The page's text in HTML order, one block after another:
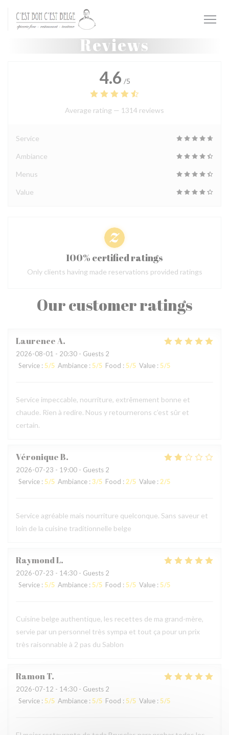
Personalizing your cookie choices
Reviews
Our customer ratings
LaurenceA
2026-08-01 - 20:30 - Guests 2
Service : 5/5 Ambiance : 5/5 Food : 5/5 Value : 5/5
Service impeccable, nourriture, extrêmement bonne et
chaude. Rien à redire. Nous y retournerons c’est sûr et
certain.
VéroniqueB
2026-07-23 - 19:00 - Guests 2
Service : 5/5 Ambiance : 3/5 Food : 2/5 Value : 2/5
Service agréable mais nourriture quelconque. Sans saveur et
loin de la cuisine traditionnelle belge
RaymondL
2026-07-23 - 14:30 - Guests 2
Service : 5/5 Ambiance : 5/5 Food : 5/5 Value : 5/5
Cuisine belge authentique, les recettes de ma grand-mère,
servie par un personnel très sympa et tout ça pour un prix
très raisonnable à 2 pas du Sablon
RamonT
2026-07-12 - 14:30 - Guests 2
Service : 5/5 Ambiance :5/5 Food :5/5 Value :5/5
4.6 /5
Average rating — 1314 reviews
Service
Ambiance
Menus
Value
100% certified ratings
Only clients having made reservations provided ratings